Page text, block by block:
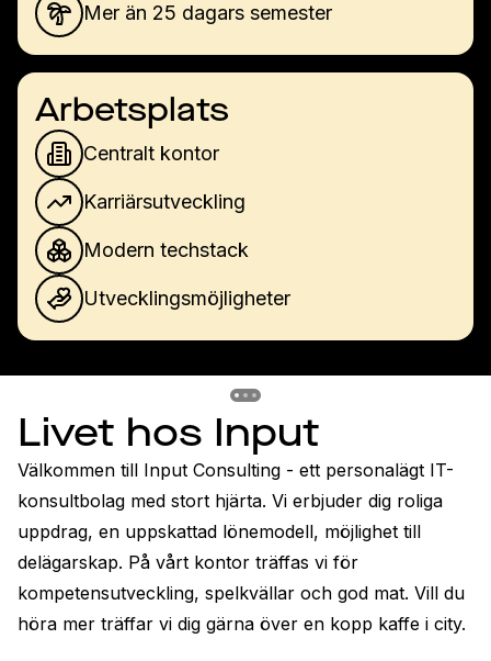
Mer än 25 dagars semester
Arbetsplats
Centralt kontor
Karriärsutveckling
Modern techstack
Utvecklingsmöjligheter
Livet hos Input
Välkommen till Input Consulting - ett personalägt IT-
konsultbolag med stort hjärta. Vi erbjuder dig roliga
uppdrag, en uppskattad lönemodell, möjlighet till
delägarskap. På vårt kontor träffas vi för
kompetensutveckling, spelkvällar och god mat. Vill du
höra mer träffar vi dig gärna över en kopp kaffe i city.